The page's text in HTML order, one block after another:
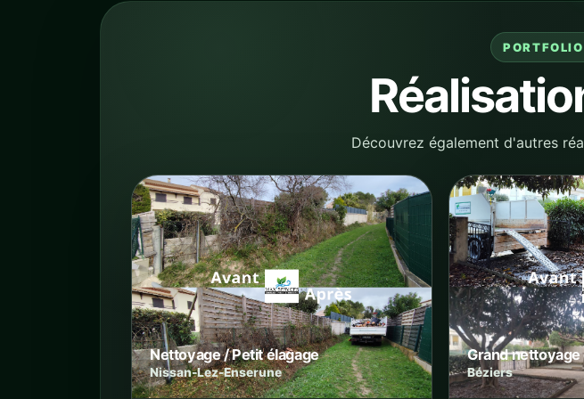
Découvrez également d'autres
Nettoyage / Petit élagage
Nissan-Lez-Enserune
Grand nettoyage
Béziers